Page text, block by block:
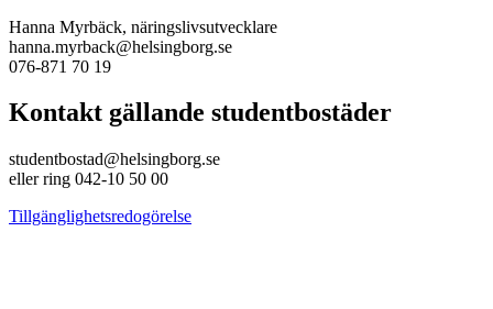
Hanna Myrbäck, näringslivsutvecklare
hanna.myrback@helsingborg.se
076-871 70 19
Kontakt gällande studentbostäder
studentbostad@helsingborg.se
eller ring 042-10 50 00
Tillgänglighetsredogörelse